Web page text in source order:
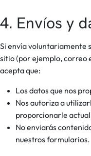
4. Envíos y
Si envía voluntariamente
sitio (por ejemplo, correo
acepta que:
Los datos que nos
Nos autoriza a
proporcionarle
No enviarás
nuestros formularios.